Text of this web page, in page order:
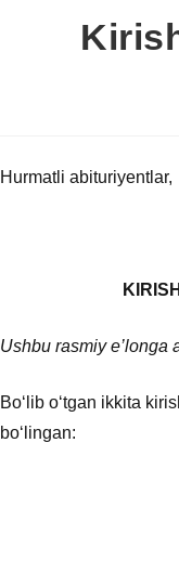
Hurmatli abituriyentlar,
Ushbu rasmiy e’longa
Boʻlib oʻtgan ikkita
boʻlingan: